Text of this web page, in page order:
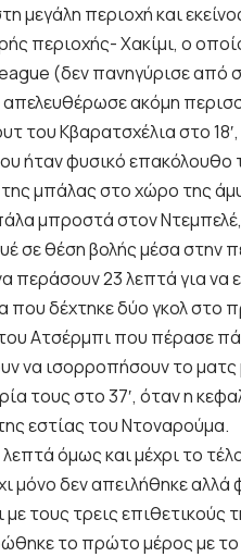
μεγάλη περιοχή και
περιοχής- Χακίμι, ο
(δεν πανηγύρισε
απελευθέρωσε ακόμη
του Κβαρατσχέλια στο
ήταν φυσικό
μπάλας στο χώρο της
μπροστά στον
σε θέση βολής μέσα στην
περάσουν 23 λεπτά για να
δέχτηκε δύο γκολ στο
Ατσέρμπι που πέρασε
να ισορροπήσουν το ματς
τους στο 37′, όταν η
εστίας του Ντοναρούμα.
όμως και μέχρι το
μόνο δεν απειλήθηκε
με τους τρεις
το πρώτο μέρος με